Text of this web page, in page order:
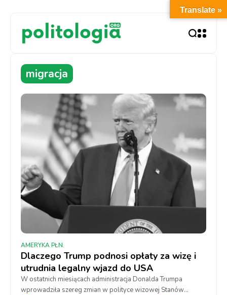
migracja
AMERYKA PŁN.
Dlaczego Trump podnosi opłaty za wizę i
utrudnia legalny wjazd do USA
W ostatnich miesiącach administracja Donalda Trumpa
wprowadziła szereg zmian w polityce wizowej Stanów
Translate »